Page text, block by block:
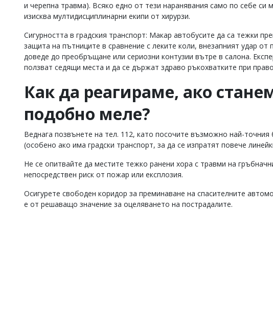
и черепна травма). Всяко едно от тези наранявания само по себе
изисква мултидисциплинарни екипи от хирурзи.
Сигурността в градския транспорт: Макар автобусите да са тежки
защита на пътниците в сравнение с леките коли, внезапният удар
доведе до преобръщане или сериозни контузии вътре в салона.
ползват седящи места и да се държат здраво ръкохватките при
Как да реагираме, ако
подобно меле?
Веднага позвънете на тел. 112, като посочите възможно най-точния
(особено ако има градски транспорт, за да се изпратят повече
Не се опитвайте да местите тежко ранени хора с травми на
непосредствен риск от пожар или експлозия.
Осигурете свободен коридор за преминаване на спасителните
е от решаващо значение за оцеляването на пострадалите.